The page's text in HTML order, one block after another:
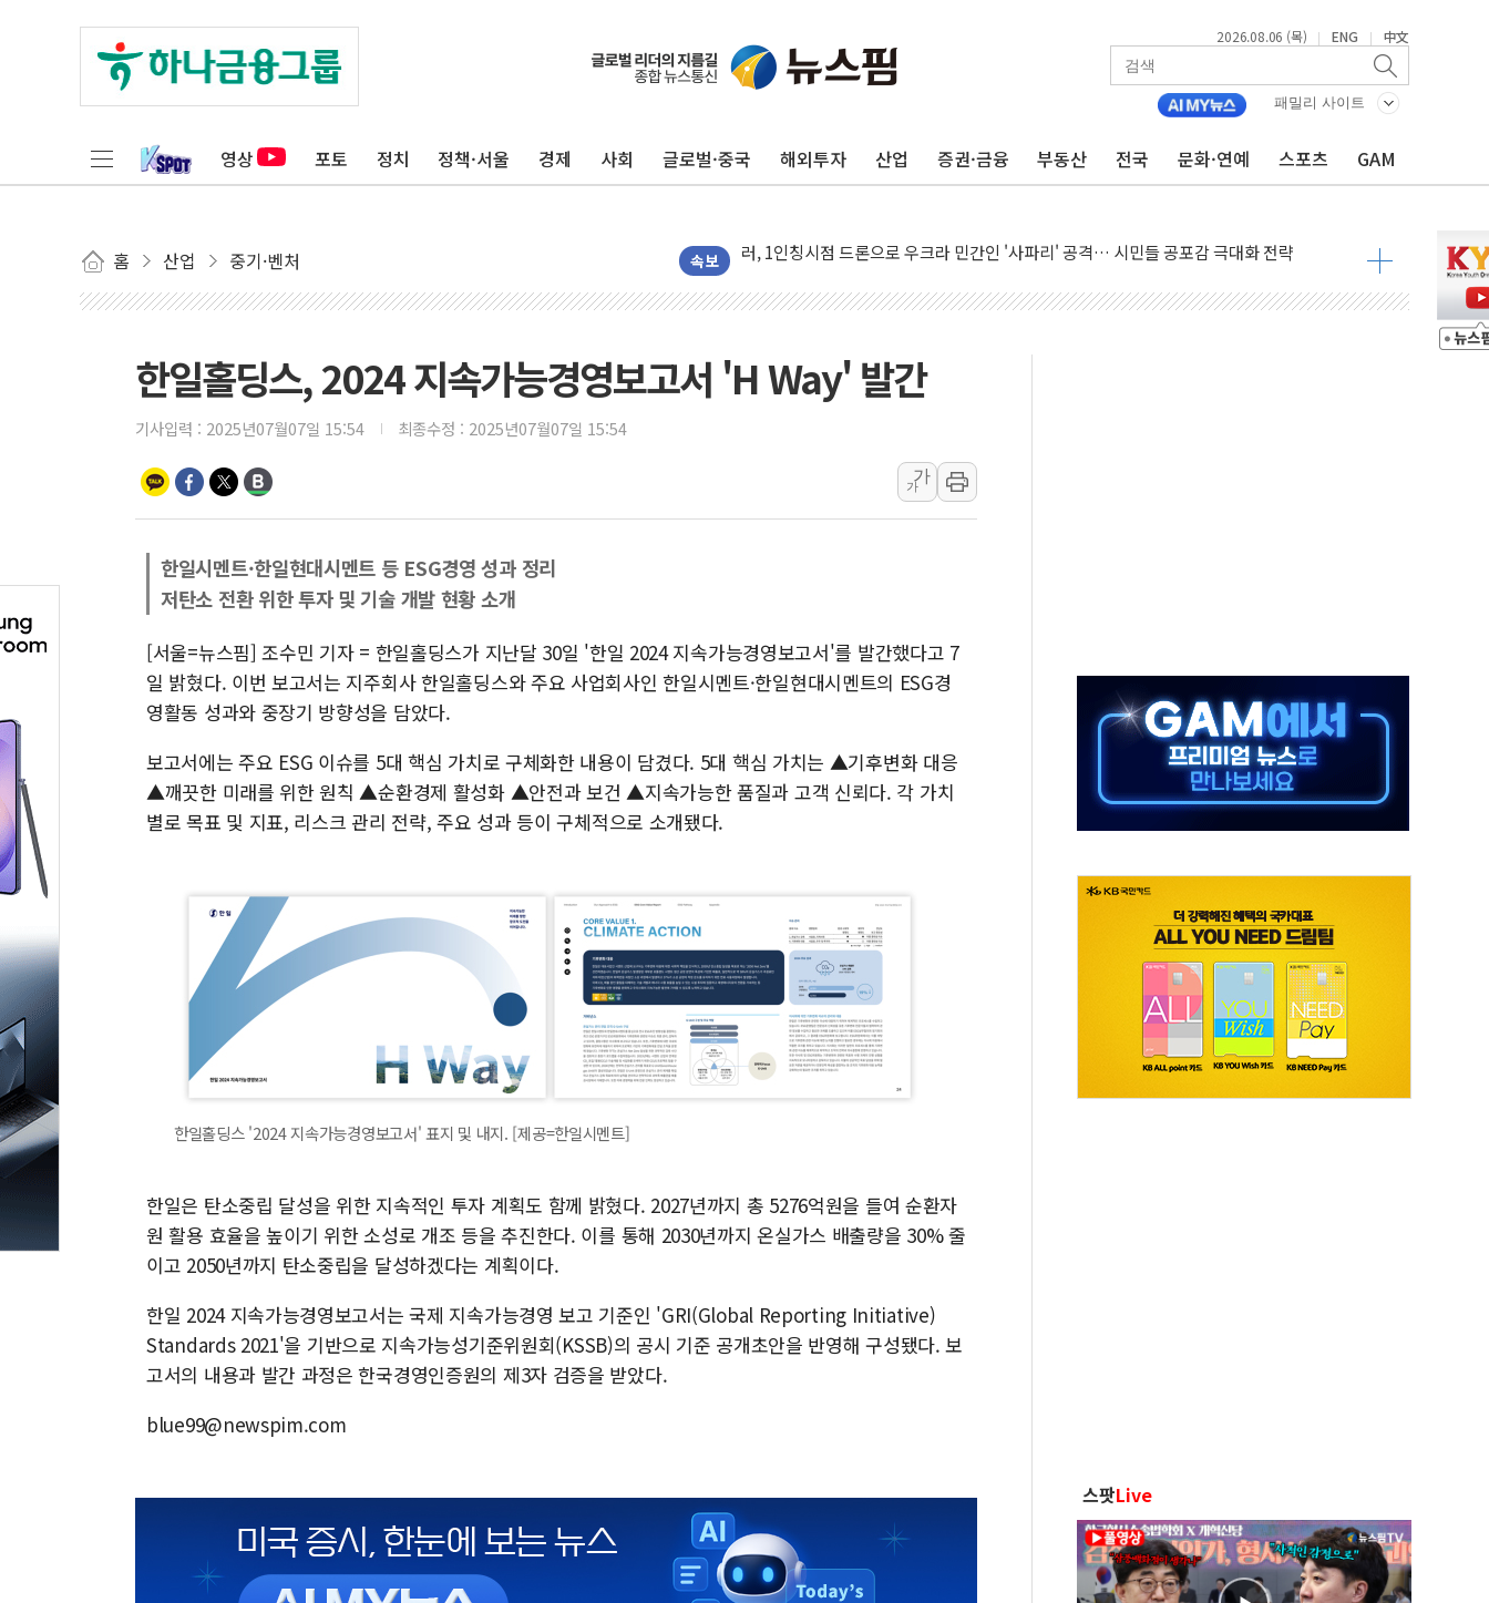
2026.08.06 (목) | ENG | 中文
패밀리 사이트
영상 포토 정치 정책·서울 경제 사회 글로벌·중국 해외투자 산업 증권·금융 부동산 전국 문화·연예 스포츠 GAM
홈 산업 중기·벤처 속보
금값 7주 만에 최고…美 고용 둔화·호르무즈 재개방 기대에 강세
[인도증시] 중동 긴장 완화에 실적 호조까지, 상승...호실적 보고 기업 상승세 뚜렷
[베트남 증시] 지수 하락 속 'DGC' 임시 주총 기대감에 홀로 상한가…마진 잔액은 사상 최고
'월가의 황제' 다이먼 "금융시장 레버리지 위험수위…숨은 차입이 더 큰 변수"
김정관 산업부 장관 "주 52시간 손봐야, 경쟁상대 中과 비교해야"
해군 1함대 창설 80주년…지역과 함께하는 '선봉'의 대민 봉사
우크라 드론 전술, 중남미 콜롬비아에 새 안보 위기… 반군·마약카르텔이 습득해 전투 활용
동해해경, 독도 해상서 부유물 감긴 어선 구조
주한미군 "오산기지 누출, 백린 아닌 무해한 표면 부식 물질"
[코인 시황] 비트코인, ETF 자금 유입에도 박스권…美 암호화폐 법안 처리 여부도 변수
[르포] 39도 폭염 속 잠실 개표소 시위 '62일째'..."대부분 여기서 상주"
강원·전라권 폭염중대경보 확대…온열질환자 2665명·사망 23명
빚투·레버리지 줄었지만, 반도체 두 종목에 코스피 '휘청'
[2보] 북한, 원산서 동해상 단거리 탄도미사일 발사
한일홀딩스, 2024 지속가능경영보고서 'H Way' 발간
기사입력 : 2025년07월07일 15:54 최종수정 : 2025년07월07일 15:54
가
가
한일시멘트·한일현대시멘트 등 ESG경영 성과 정리
저탄소 전환 위한 투자 및 기술 개발 현황 소개
[서울=뉴스핌] 조수민 기자 = 한일홀딩스가 지난달 30일 '한일 2024 지속가능경영보고서'를 발간했다고 7
일 밝혔다. 이번 보고서는 지주회사 한일홀딩스와 주요 사업회사인 한일시멘트·한일현대시멘트의 ESG경
영활동 성과와 중장기 방향성을 담았다.
보고서에는 주요 ESG 이슈를 5대 핵심 가치로 구체화한 내용이 담겼다. 5대 핵심 가치는 ▲기후변화 대응
▲깨끗한 미래를 위한 원칙 ▲순환경제 활성화 ▲안전과 보건 ▲지속가능한 품질과 고객 신뢰다. 각 가치
별로 목표 및 지표, 리스크 관리 전략, 주요 성과 등이 구체적으로 소개됐다.
한일홀딩스 '2024 지속가능경영보고서' 표지 및 내지. [제공=한일시멘트]
한일은 탄소중립 달성을 위한 지속적인 투자 계획도 함께 밝혔다. 2027년까지 총 5276억원을 들여 순환자
원 활용 효율을 높이기 위한 소성로 개조 등을 추진한다. 이를 통해 2030년까지 온실가스 배출량을 30% 줄
이고 2050년까지 탄소중립을 달성하겠다는 계획이다.
한일 2024 지속가능경영보고서는 국제 지속가능경영 보고 기준인 'GRI(Global Reporting Initiative)
Standards 2021'을 기반으로 지속가능성기준위원회(KSSB)의 공시 기준 공개초안을 반영해 구성됐다. 보
고서의 내용과 발간 과정은 한국경영인증원의 제3자 검증을 받았다.
blue99@newspim.com
스팟Live